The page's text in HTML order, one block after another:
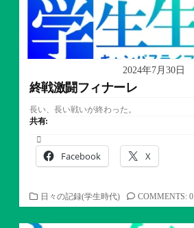
2024年7月30日
終戦激闘フィナーレ
長い、長い戦いが終わった。
共有:
Facebook X
カ
テ
ゴ
日々の記録(学生時代) COMMENTS: 0